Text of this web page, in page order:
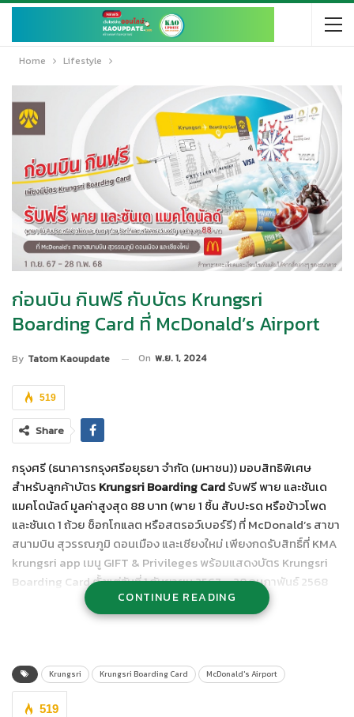
Home Lifestyle
ก่อนบิน กินฟรี กับบัตร Krungsri
Boarding Card ที่ McDonald’s Airport
By Tatom Kaoupdate On พ.ย. 1, 2024
519
Share
กรุงศรี (ธนาคารกรุงศรีอยุธยา จำกัด (มหาชน)) มอบสิทธิพิเศษ
สำหรับลูกค้าบัตร Krungsri Boarding Cardรับฟรี พาย และซันเด
แมคโดนัลด์ มูลค่าสูงสุด 88 บาท (พาย 1 ชิ้น สับปะรด หรือข้าวโพด
และซันเด 1 ถ้วย ช็อกโกแลต หรือสตรอว์เบอร์รี) ที่ McDonald’s สาขา
สนามบิน สุวรรณภูมิ ดอนเมือง และเชียงใหม่ เพียงกดรับสิทธิ์ที่ KMA
krungsri app เมนู GIFT & Privileges พร้อมแสดงบัตร Krungsri
Boarding Card ตั้งแต่วันที่ 1 กันยายน 2567 – 28 กุมภาพันธ์ 2568
ผู้ที่สนใจสามารถดูรายละเอียดและเงื่อนไขเพิ่มเติมได้ที่ เพิ่มเติมได้ที่
*ศึกษารายละเอียดและเงื่อนไขเพิ่มเติมได้จากสื่อต่าง ๆ ของธนาคาร
CONTINUE READING
Krungsri Krungsri Boarding Card McDonald's Airport
519